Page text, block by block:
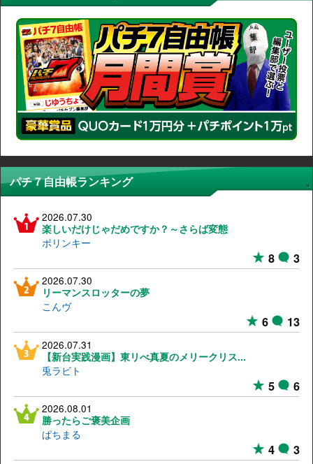
パチ７自由帳ランキング
2026.07.30
楽しいだけじゃだめですか？～さらば変態
ポリンキー
8 3
2026.07.30
リーマンスロッターの夢
こんヴ
6 13
2026.07.31
【新台実践漫画】東リべ真夏のメリークリス...
兎ラビト
5 6
2026.08.01
勝ったらご褒美企画
ぱちまる
4 3